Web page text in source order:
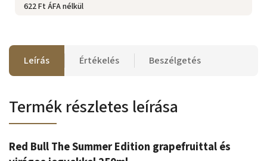
622 Ft ÁFA nélkül
Leírás Értékelés Beszélgetés
Termék részletes leírása
Red Bull The Summer Edition grapefruittal és